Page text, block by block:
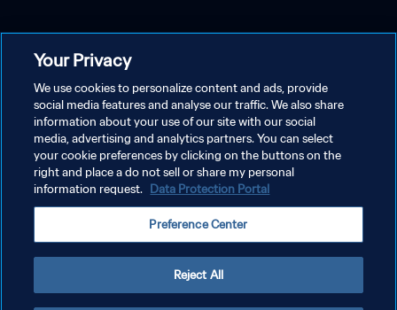
Your Privacy
We use cookies to personalize content and ads, provide
social media features and analyse our traffic. We also share
information about your use of our site with our social
media, advertising and analytics partners. You can select
your cookie preferences by clicking on the buttons on the
right and place a do not sell or share my personal
information request. Data Protection Portal
Preference Center
Reject All